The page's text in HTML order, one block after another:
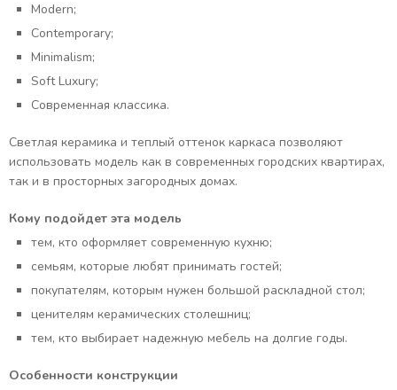
Modern;
Contemporary;
Minimalism;
Soft Luxury;
Современная классика.
Светлая керамика и теплый оттенок каркаса позволяют
использовать модель как в современных городских квартирах,
так и в просторных загородных домах.
Кому подойдет эта модель
тем, кто оформляет современную кухню;
семьям, которые любят принимать гостей;
покупателям, которым нужен большой раскладной стол;
ценителям керамических столешниц;
тем, кто выбирает надежную мебель на долгие годы.
Особенности конструкции